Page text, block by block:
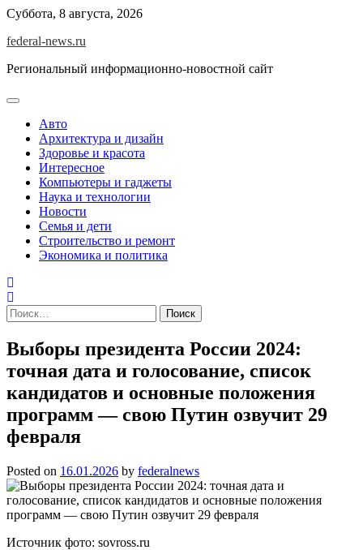
Skip
content
Суббота, 8 августа, 2026
federal-news.ru
Региональный информационно-новостной сайт
Авто
Архитектура и дизайн
Здоровье и красота
Интересное
Компьютеры и гаджеты
Наука и технологии
Новости
Семья и дети
Строительство и ремонт
Экономика и политика
Найти:
Выборы президента России 2024:
точная дата и голосование, список
кандидатов и основные положения
программ — свою Путин озвучит 29
февраля
Posted on 16.01.2026 by federalnews
Источник фото: sovross.ru